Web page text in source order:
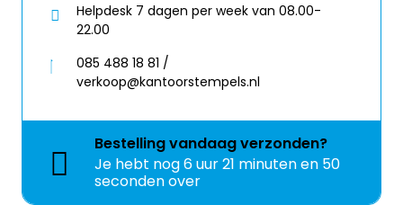
Helpdesk 7 dagen per week van 08.00-
22.00
085 488 18 81 /
verkoop@kantoorstempels.nl
Bestellingvandaagverzonden?
Je hebt nog6 uur 21 minuten en 50
seconden over